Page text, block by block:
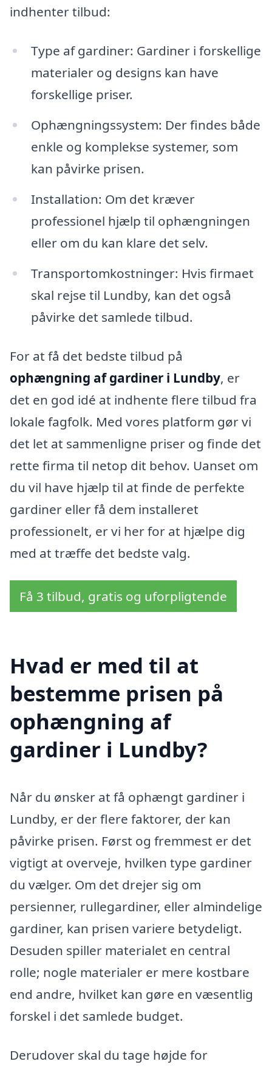
indhenter tilbud:
Type af gardiner: Gardiner i forskellige
materialer og designs kan have
forskellige priser.
Ophængningssystem: Der findes både
enkle og komplekse systemer, som
kan påvirke prisen.
Installation: Om det kræver
professionel hjælp til ophængningen
eller om du kan klare det selv.
Transportomkostninger: Hvis firmaet
skal rejse til Lundby, kan det også
påvirke det samlede tilbud.
For at få det bedste tilbud på
ophængning af gardiner i Lundby, er
det en god idé at indhente flere tilbud fra
lokale fagfolk. Med vores platform gør vi
det let at sammenligne priser og finde det
rette firma til netop dit behov. Uanset om
du vil have hjælp til at finde de perfekte
gardiner eller få dem installeret
professionelt, er vi her for at hjælpe dig
med at træffe det bedste valg.
Få 3 tilbud, gratis og uforpligtende
Hvad er med til at
bestemme prisen på
ophængning af
gardiner i Lundby?
Når du ønsker at få ophængt gardiner i
Lundby, er der flere faktorer, der kan
påvirke prisen. Først og fremmest er det
vigtigt at overveje, hvilken type gardiner
du vælger. Om det drejer sig om
persienner, rullegardiner, eller almindelige
gardiner, kan prisen variere betydeligt.
Desuden spiller materialet en central
rolle; nogle materialer er mere kostbare
end andre, hvilket kan gøre en væsentlig
forskel i det samlede budget.
Derudover skal du tage højde for